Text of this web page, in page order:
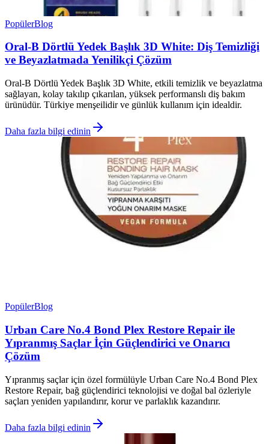
PopülerBlog
Oral-B Dörtlü Yedek Başlık 3D White: Diş Temizliği
ve Beyazlatmada Yenilikçi Çözüm
Oral-B Dörtlü Yedek Başlık 3D White, etkili temizlik ve beyazlatma
sağlayan, kolay takılıp çıkarılan, yüksek performanslı diş bakım
ürünüdür. Türkiye menşeilidir ve günlük kullanım için idealdir.
Daha fazla bilgi edinin
PopülerBlog
Urban Care No.4 Bond Plex Restore Repair ile
Yıpranmış Saçlar İçin Güçlendirici ve Onarıcı
Çözüm
Yıpranmış saçlar için özel formülüyle Urban Care No.4 Bond Plex
Restore Repair, bağ güçlendirici teknolojisi ve doğal bal özleriyle
saçları yeniden yapılandırır, korur ve parlaklık kazandırır.
Daha fazla bilgi edinin